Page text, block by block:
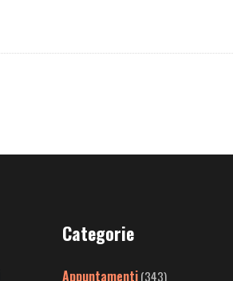
Categorie
Appuntamenti(343)